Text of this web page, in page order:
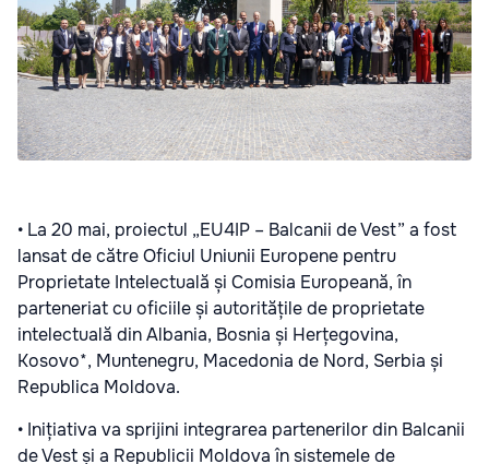
• La 20 mai, proiectul „EU4IP – Balcanii de Vest” a fost
lansat de către Oficiul Uniunii Europene pentru
Proprietate Intelectuală și Comisia Europeană, în
parteneriat cu oficiile și autoritățile de proprietate
intelectuală din Albania, Bosnia și Herțegovina,
Kosovo*, Muntenegru, Macedonia de Nord, Serbia și
Republica Moldova.
• Inițiativa va sprijini integrarea partenerilor din Balcanii
de Vest și a Republicii Moldova în sistemele de